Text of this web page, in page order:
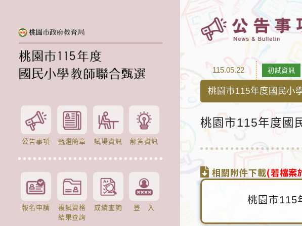
公告事項 甄選簡章 試場資訊 解答資訊
報名申請
複試資格
結果查詢
成績查詢 登 入
115.05.22 初試資訊
桃園市115年度國民小
桃園市115年度國
相關附件下載(若檔案
桃園市115